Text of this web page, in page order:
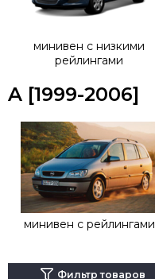
минивен с низкими
рейлингами
A [1999-2006]
минивен с рейлингами
Фильтр товаров